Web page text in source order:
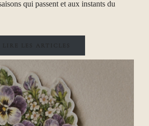
qui passent et aux instants du